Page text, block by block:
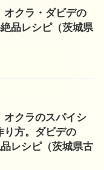
オクラ・ダビデの
品レシピ（茨城県
オクラのスパイシ
り方。ダビデの
レシピ（茨城県古